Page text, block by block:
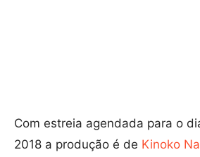
Com estreia agendada para o
2018 a produção é de Kinoko